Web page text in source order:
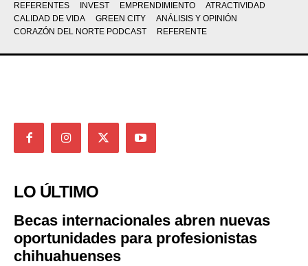
REFERENTES INVEST EMPRENDIMIENTO
ATRACTIVIDAD
CALIDAD DE VIDA
GREEN CITY
ANÁLISIS Y OPINIÓN
CORAZÓN DEL NORTE PODCAST
REFERENTE
LO ÚLTIMO
Becas internacionales abren nuevas
oportunidades para profesionistas
chihuahuenses